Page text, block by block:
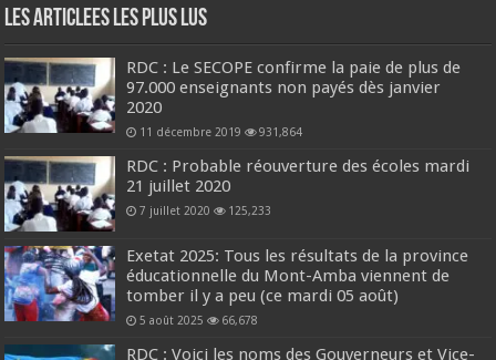
Les Articlees les plus Lus
RDC : Le SECOPE confirme la paie de plus de
97.000 enseignants non payés dès janvier
2020
11 décembre 2019 931,864
RDC : Probable réouverture des écoles mardi
21 juillet 2020
7 juillet 2020 125,233
Exetat 2025: Tous les résultats de la province
éducationnelle du Mont-Amba viennent de
tomber il y a peu (ce mardi 05 août)
5 août 2025 66,678
RDC : Voici les noms des Gouverneurs et Vice-